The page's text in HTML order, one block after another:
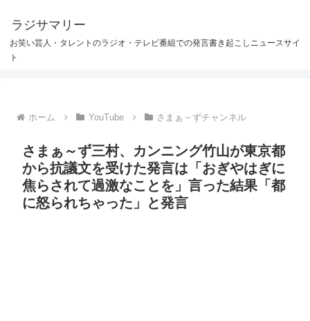
ラジサマリー
お笑い芸人・タレントのラジオ・テレビ番組での発言書き起こしニュースサイ
ト
ホーム YouTube さまぁ～ずチャンネル
さまぁ～ず三村、カンニング竹山が東京都
から抗議文を受けた発言は「おぎやはぎに
焦らされて過激なことを」言った結果「都
に怒られちゃった」と発言